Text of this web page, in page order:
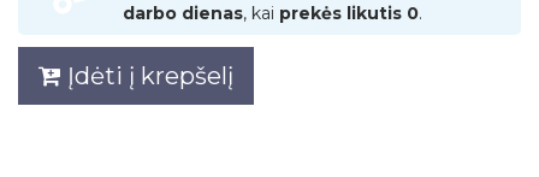
darbo dienas, kai prekės likutis 0.
Įdėti į krepšelį